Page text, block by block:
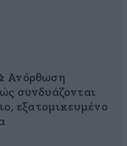
Ανόρθωση
συνδυάζονται
εξατομικευμένο